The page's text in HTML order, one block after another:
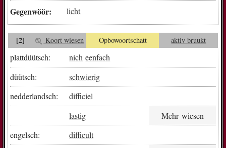
Gegenwöör: licht
[2] Koort wiesen Opbowoortschatt aktiv bruukt
plattdüütsch: nich eenfach
düütsch:
schwierig
nedderlandsch:
difficiel
lastig
Mehr wiesen
engelsch:
difficult